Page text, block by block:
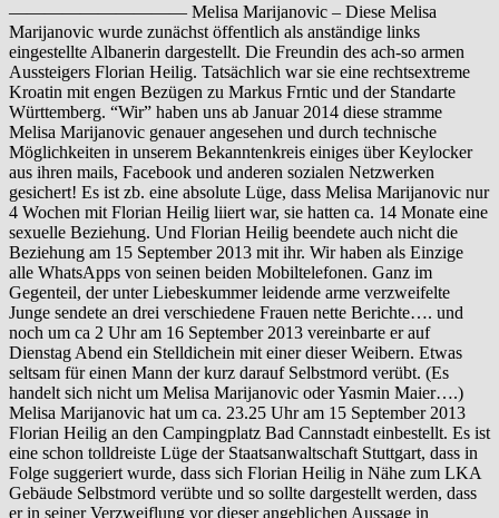
—————————— Melisa Marijanovic – Diese Melisa
Marijanovic wurde zunächst öffentlich als anständige links
eingestellte Albanerin dargestellt. Die Freundin des ach-so armen
Aussteigers Florian Heilig. Tatsächlich war sie eine rechtsextreme
Kroatin mit engen Bezügen zu Markus Frntic und der Standarte
Württemberg. “Wir” haben uns ab Januar 2014 diese stramme
Melisa Marijanovic genauer angesehen und durch technische
Möglichkeiten in unserem Bekanntenkreis einiges über Keylocker
aus ihren mails, Facebook und anderen sozialen Netzwerken
gesichert! Es ist zb. eine absolute Lüge, dass Melisa Marijanovic nur
4 Wochen mit Florian Heilig liiert war, sie hatten ca. 14 Monate eine
sexuelle Beziehung. Und Florian Heilig beendete auch nicht die
Beziehung am 15 September 2013 mit ihr. Wir haben als Einzige
alle WhatsApps von seinen beiden Mobiltelefonen. Ganz im
Gegenteil, der unter Liebeskummer leidende arme verzweifelte
Junge sendete an drei verschiedene Frauen nette Berichte…. und
noch um ca 2 Uhr am 16 September 2013 vereinbarte er auf
Dienstag Abend ein Stelldichein mit einer dieser Weibern. Etwas
seltsam für einen Mann der kurz darauf Selbstmord verübt. (Es
handelt sich nicht um Melisa Marijanovic oder Yasmin Maier….)
Melisa Marijanovic hat um ca. 23.25 Uhr am 15 September 2013
Florian Heilig an den Campingplatz Bad Cannstadt einbestellt. Es ist
eine schon tolldreiste Lüge der Staatsanwaltschaft Stuttgart, dass in
Folge suggeriert wurde, dass sich Florian Heilig in Nähe zum LKA
Gebäude Selbstmord verübte und so sollte dargestellt werden, dass
er in seiner Verzweiflung vor dieser angeblichen Aussage in